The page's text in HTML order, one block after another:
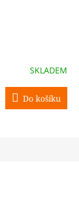
SKLADEM
Do košíku